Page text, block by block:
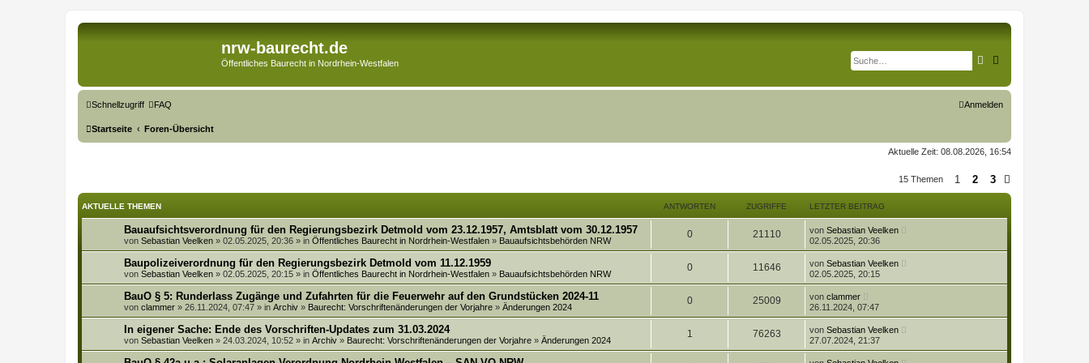
nrw-baurecht.de
Öffentliches Baurecht in Nordrhein-Westfalen Suche
Schnellzugriff FAQ Anmelden
Startseite Foren-Übersicht
Aktuelle Zeit: 08.08.2026, 16:54
15 Themen 1 2 3
AKTUELLE THEMEN ANTWORTEN ZUGRIFFE LETZTER BEITRAG
Bauaufsichtsverordnung für den Regierungsbezirk Detmold vom 23.12.1957, Amtsblatt vom 30.12.1957
von Sebastian Veelken » 02.05.2025, 20:36 » in Öffentliches Baurecht in Nordrhein-Westfalen » Bauaufsichtsbehörden NRW
0A
n
w
o
r
21110Z
u
r
i
f
L
e
t
t
e
r
B
e
i
r
a
g
von Sebastian Veelken
02.05.2025, 20:36
Baupolizeiverordnung für den Regierungsbezirk Detmold vom 11.12.1959
von Sebastian Veelken » 02.05.2025, 20:15 » in Öffentliches Baurecht in Nordrhein-Westfalen » Bauaufsichtsbehörden NRW
0A
n
o
11646Z
u
r
i
L
e
t
t
e
r
B
e
i
von Sebastian Veelken
02.05.2025, 20:15
BauO § 5: Runderlass Zugänge und Zufahrten für die Feuerwehr auf den Grundstücken 2024-11
von clammer » 26.11.2024, 07:47 » in Archiv » Baurecht: Vorschriftenänderungen der Vorjahre » Änderungen 2024
0A
n
25009Z
u
L
e
t
t
e
r
von clammer
26.11.2024, 07:47
In eigener Sache: Ende des Vorschriften-Updates zum 31.03.2024
von Sebastian Veelken » 24.03.2024, 10:52 » in Archiv » Baurecht: Vorschriftenänderungen der Vorjahre » Änderungen 2024
1
n
76263Z
u
L
e
t
von Sebastian Veelken
27.07.2024, 21:37
L